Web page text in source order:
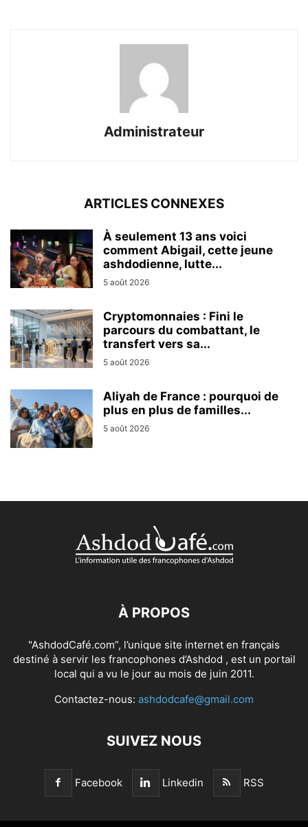
Administrateur
ARTICLES CONNEXES
À seulement 13 ans voici
comment Abigail, cette jeune
ashdodienne, lutte...
5 août 2026
Cryptomonnaies : Fini le
parcours du combattant, le
transfert vers sa...
5 août 2026
Aliyah de France : pourquoi de
plus en plus de familles...
5 août 2026
À PROPOS
"AshdodCafé.com”, l’unique site internet en français
destiné à servir les francophones d’Ashdod , est un portail
local qui a vu le jour au mois de juin 2011.
Contactez-nous: ashdodcafe@gmail.com
SUIVEZ NOUS
Facebook Linkedin RSS